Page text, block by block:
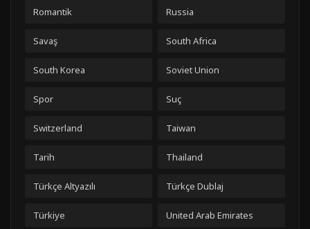
Romantik Russia
Savaş South Africa
South Korea Soviet Union
Spor Suç
Switzerland Taiwan
Tarih Thailand
Türkçe Altyazılı Türkçe Dublaj
Türkiye United Arab Emirates